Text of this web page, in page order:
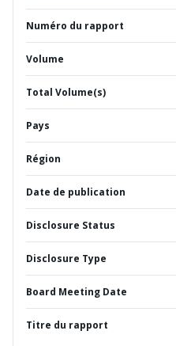
Numéro du rapport
Volume
Total Volume(s)
Pays
Région
Date de publication
Disclosure Status
Disclosure Type
Board Meeting Date
Titre du rapport